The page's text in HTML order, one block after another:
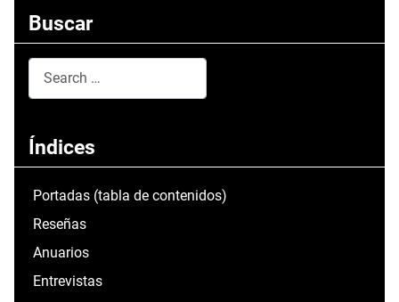
Buscar
Índices
Portadas (tabla de contenidos)
Reseñas
Anuarios
Entrevistas